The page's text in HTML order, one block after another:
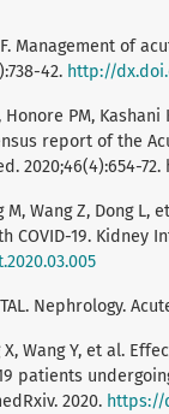
Management of
42. http://
Honore PM,
report of the
2020;46(4):654-
M, Wang Z, Dong
19. Kidney
Nephrology.
X, Wang Y, et al.
patients
2020. https://